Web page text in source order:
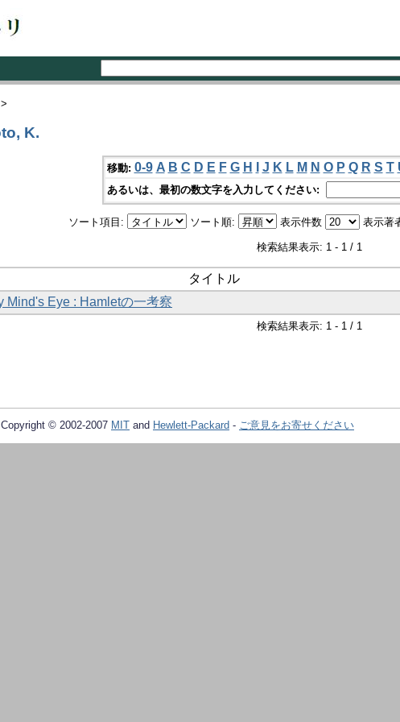
>
K.
移動: 0-9 A B C D E F G H J K L M N O P Q R S T
あるいは、最初の数文字を入力してください:
ソート項目: ソート順: 表示件数 表示著
検索結果表示: 1 - 1 / 1
タイトル
Mind's Eye : Hamletの一考察
検索結果表示: 1 - 1 / 1
Copyright © 2002-2007 MIT and Hewlett-Packard - ご意見をお寄せください